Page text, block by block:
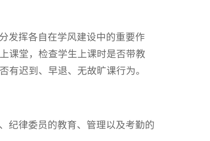
发挥各自在学风建设中的重要作
课堂，检查学生上课时是否带教
有迟到、早退、无故旷课行为。
纪律委员的教育、管理以及考勤的